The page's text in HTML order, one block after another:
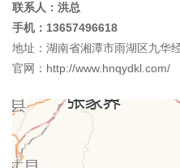
联系人：洪总
手机： 13657496618
地址：湖南省湘潭市雨湖区九华
官网：http://www.hnqydkl.com/